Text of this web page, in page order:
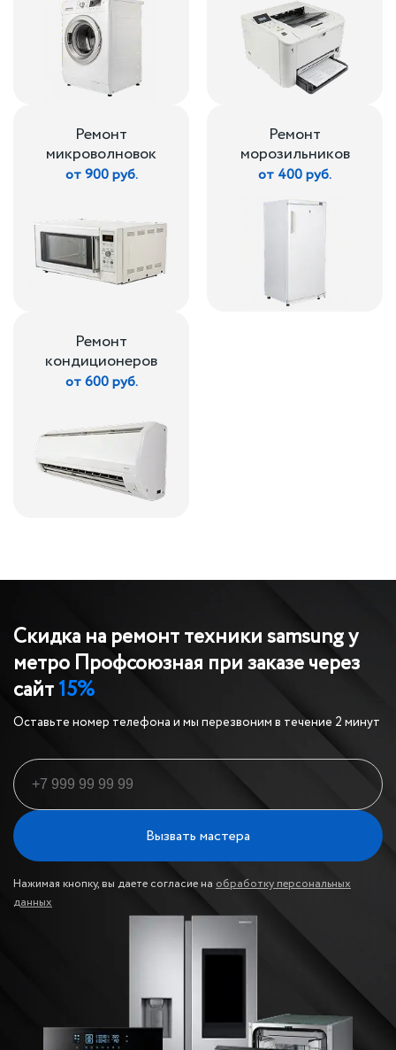
Ремонт
микроволновок
от 900 руб.
Ремонт
морозильников
от 400 руб.
Ремонт
кондиционеров
от 600 руб.
Скидка на ремонт техники samsung у
метро Профсоюзная при заказе через
сайт15%
Оставьте номер телефона и мы перезвоним в течение 2 минут
Вызвать мастера
Нажимая кнопку, вы даете согласие на обработку персональных
данных